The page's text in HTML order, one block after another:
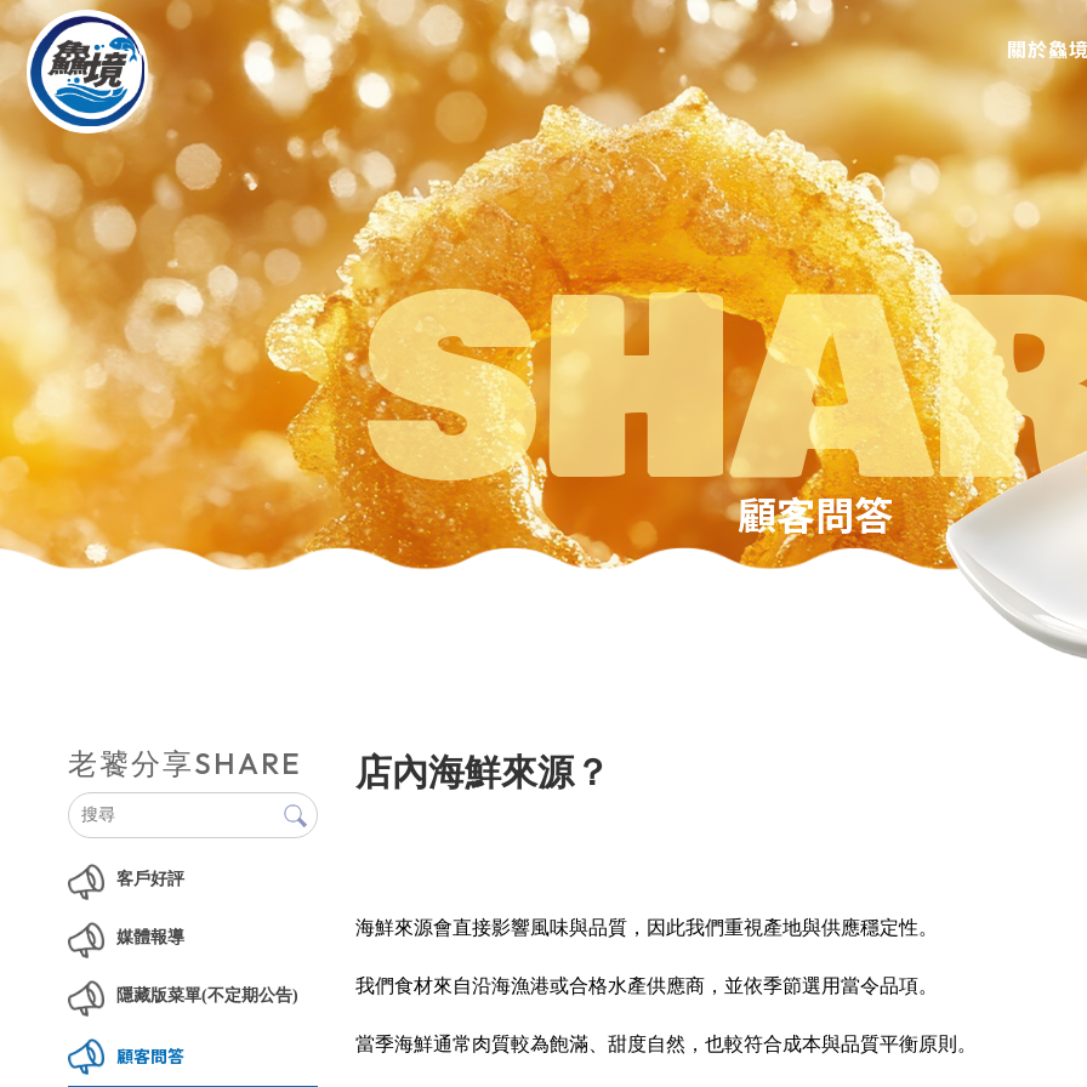
關於鱻
顧客問答
老饕分享SHARE
客戶好評
媒體報導
隱藏版菜單(不定期公告)
顧客問答
店內海鮮來源？
海鮮來源會直接影響風味與品質，因此我們重視產地與供應穩定性。
我們食材來自沿海漁港或合格水產供應商，並依季節選用當令品項。
當季海鮮通常肉質較為飽滿、甜度自然，也較符合成本與品質平衡原則。